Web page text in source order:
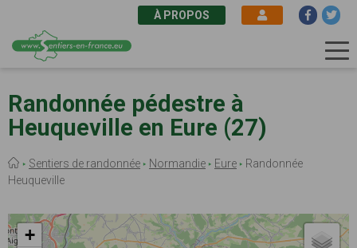
au
contenu
principal
À PROPOS
Randonnée pédestre à
Heuqueville en Eure (27)
Fil
d'Ariane
Sentiers de randonnée Normandie Eure
Randonnée
Heuqueville
+